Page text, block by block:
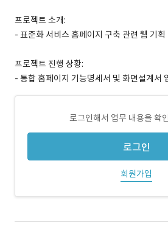
프로젝트 소개:
- 표준화 서비스 홈페이지 구축 관련 웹 기획
프로젝트 진행 상황:
- 통합 홈페이지 기능명세서 및 화면설계서
로그인해서 업무 내용을 확
로그인
회원가입